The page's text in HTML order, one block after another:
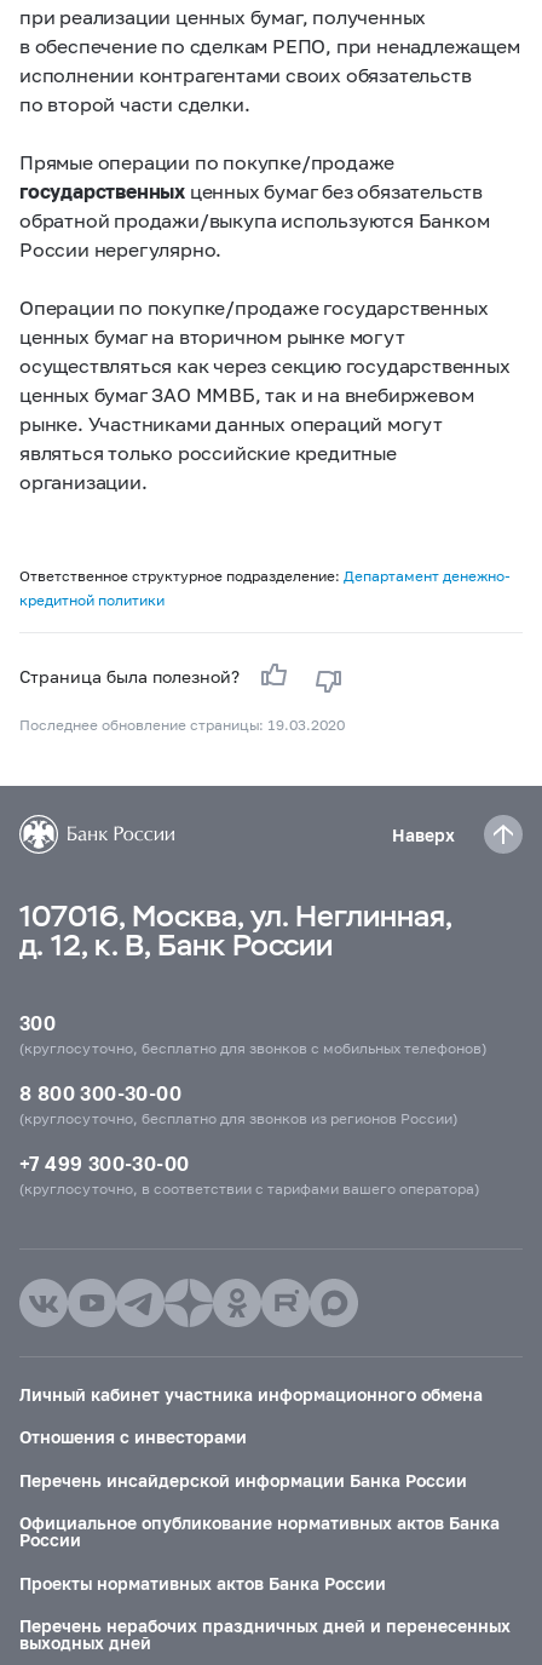
при реализации ценных бумаг, полученных
в обеспечение по сделкам РЕПО, при ненадлежащем
исполнении контрагентами своих обязательств
по второй части сделки.
Прямые операции по покупке/продаже
государственных ценных бумаг без обязательств
обратной продажи/выкупа используются Банком
России нерегулярно.
Операции по покупке/продаже государственных
ценных бумаг на вторичном рынке могут
осуществляться как через секцию государственных
ценных бумаг ЗАО ММВБ, так и на внебиржевом
рынке. Участниками данных операций могут
являться только российские кредитные
организации.
Ответственное структурное подразделение: Департамент денежно-
кредитной политики
Страница была полезной?
Последнее обновление страницы: 19.03.2020
Наверх
107016, Москва, ул. Неглинная,
д. 12, к. В, Банк России
300
(круглосуточно, бесплатно для звонков с мобильных телефонов)
8 800 300-30-00
(круглосуточно, бесплатно для звонков из регионов России)
+7 499 300-30-00
(круглосуточно, в соответствии с тарифами вашего оператора)
Личный кабинет участника информационного обмена
Отношения с инвесторами
Перечень инсайдерской информации Банка России
Официальное опубликование нормативных актов Банка
России
Проекты нормативных актов Банка России
Перечень нерабочих праздничных дней и перенесенных
выходных дней